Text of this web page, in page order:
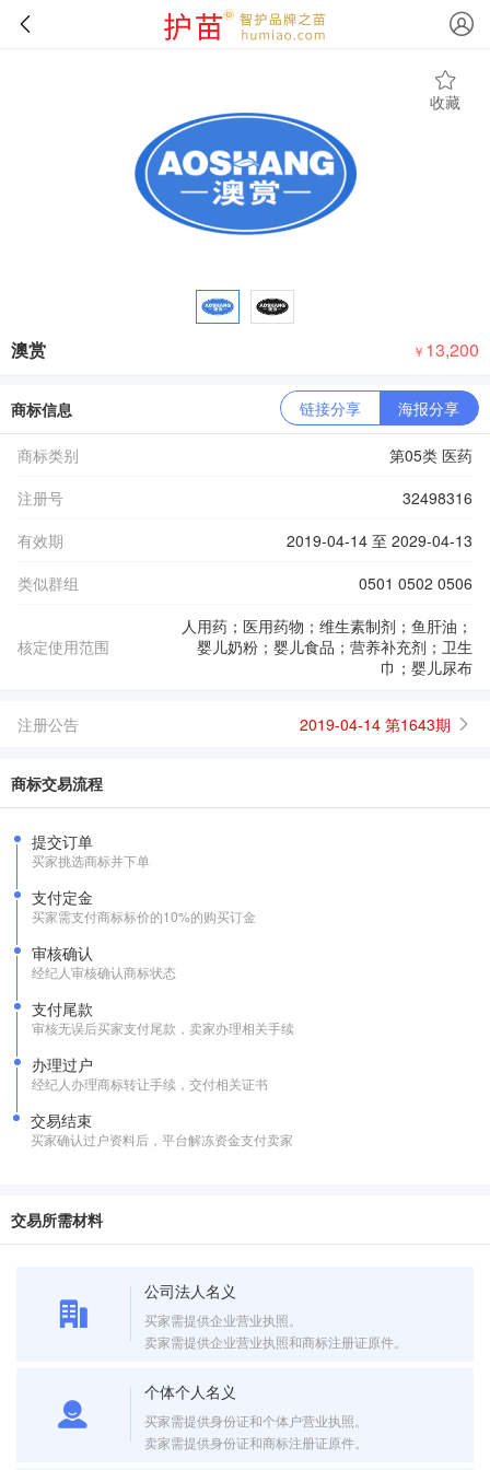
收藏
澳赏 ￥ 13,200
商标信息 链接分享 海报分享
商标类别
第05类 医药
注册号
32498316
有效期
2019-04-14 至 2029-04-13
类似群组
0501 0502 0506
核定使用范围
人用药；医用药物；维生素制剂；鱼肝油；
婴儿奶粉；婴儿食品；营养补充剂；卫生
巾；婴儿尿布
注册公告 2019-04-14 第1643期
商标交易流程
提交订单
买家挑选商标并下单
支付定金
买家需支付商标标价的10%的购买订金
审核确认
经纪人审核确认商标状态
支付尾款
审核无误后买家支付尾款，卖家办理相关手续
办理过户
经纪人办理商标转让手续，交付相关证书
交易结束
买家确认过户资料后，平台解冻资金支付卖家
交易所需材料
公司法人名义
买家需提供企业营业执照。
卖家需提供企业营业执照和商标注册证原件。
个体个人名义
买家需提供身份证和个体户营业执照。
卖家需提供身份证和商标注册证原件。